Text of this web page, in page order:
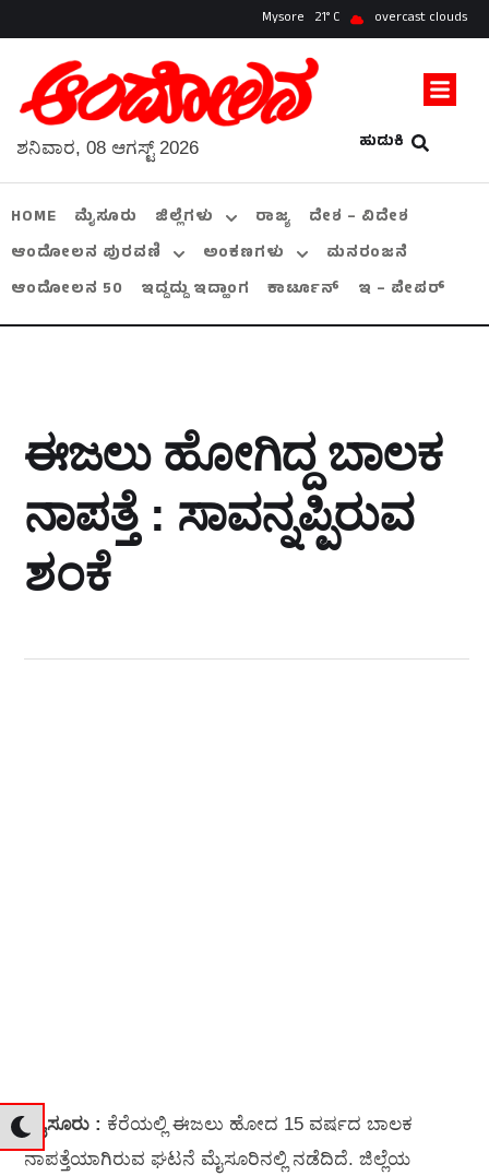
Mysore 21 overcast clouds
ಹುಡುಕಿ
ಶನಿವಾರ, 08 ಆಗಸ್ಟ್ 2026
HOME ಮೈಸೂರು ಜಿಲ್ಲೆಗಳು ರಾಜ್ಯ
ದೇಶ – ವಿದೇಶ
ಆಂದೋಲನ ಪುರವಣಿ
ಅಂಕಣಗಳು
ಮನರಂಜನೆ
ಆಂದೋಲನ 50
ಇದ್ದದ್ದು ಇದ್ಹಾಂಗ ಕಾರ್ಟೂನ್ ಇ – ಪೇಪರ್
ಈಜಲು ಹೋಗಿದ್ದ ಬಾಲಕ
ನಾಪತ್ತೆ : ಸಾವನ್ನಪ್ಪಿರುವ
ಶಂಕೆ
ಮೈಸೂರು : ಕೆರೆಯಲ್ಲಿ ಈಜಲು ಹೋದ 15 ವರ್ಷದ ಬಾಲಕ
ನಾಪತ್ತೆಯಾಗಿರುವ ಘಟನೆ ಮೈಸೂರಿನಲ್ಲಿ ನಡೆದಿದೆ. ಜಿಲ್ಲೆಯ